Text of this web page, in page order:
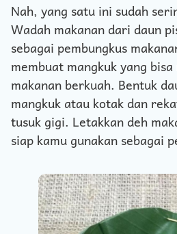
Nah, yang satu ini sudah
Wadah makanan dari daun
sebagai pembungkus
membuat mangkuk yang
makanan berkuah. Bentuk
mangkuk atau kotak dan
tusuk gigi. Letakkan deh
siap kamu gunakan sebagai